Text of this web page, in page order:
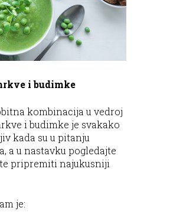
i budimke
kombinacija u vedroj
i budimke je svakako
kada su u pitanju
a u nastavku pogledajte
pripremiti najukusniji
je: